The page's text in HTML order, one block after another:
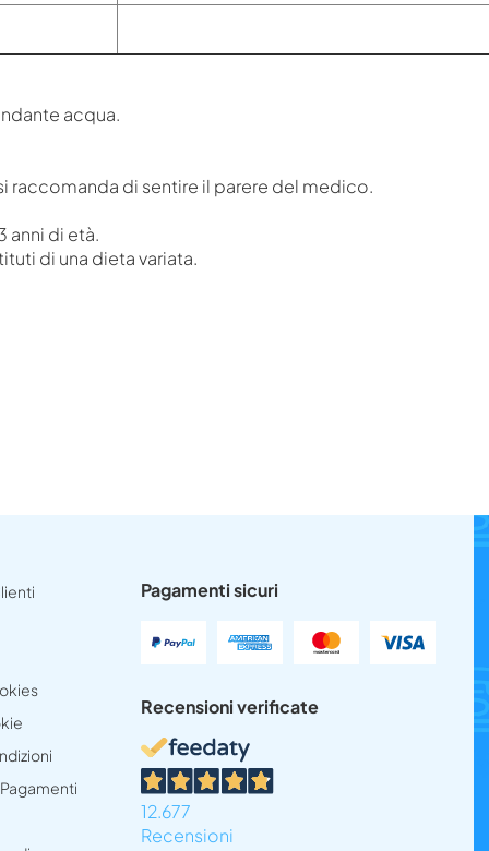
acqua.
raccomanda di sentire il parere del medico.
anni di età.
di una dieta variata.
Pagamenti sicuri
Recensioni verificate
12.677
Recensioni